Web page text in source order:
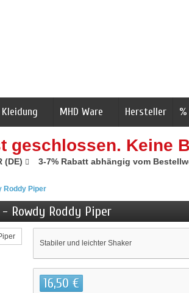
MHD Ware Hersteller
geschlossen. Keine
(DE) 3-7% Rabatt abhängig vom
Roddy Piper
Rowdy Roddy Piper
Stabiler und leichter Shaker
16,50 €